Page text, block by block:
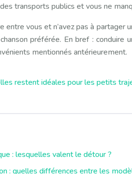
transports publics et vous ne
entre vous et n’avez pas à
préférée. En bref :
mentionnés antérieurement.
restent idéales pour les petits
: lesquelles valent le détour ?
: quelles différences entre les